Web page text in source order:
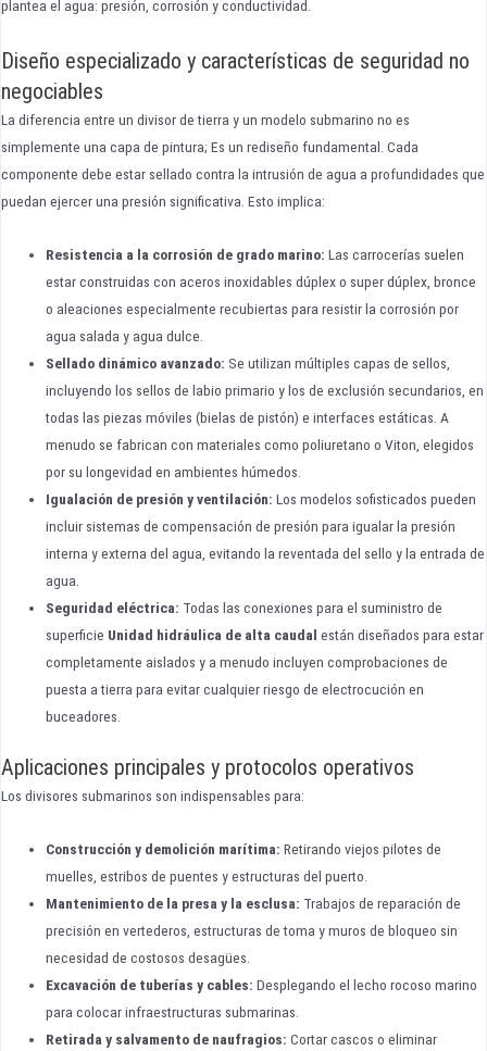
plantea el agua: presión, corrosión y conductividad.
Diseño especializado y características de seguridad no
negociables
La diferencia entre un divisor de tierra y un modelo submarino no es
simplemente una capa de pintura; Es un rediseño fundamental. Cada
componente debe estar sellado contra la intrusión de agua a profundidades que
puedan ejercer una presión significativa. Esto implica:
Resistencia a la corrosión de grado marino: Las carrocerías suelen
estar construidas con aceros inoxidables dúplex o super dúplex, bronce
o aleaciones especialmente recubiertas para resistir la corrosión por
agua salada y agua dulce.
Sellado dinámico avanzado: Se utilizan múltiples capas de sellos,
incluyendo los sellos de labio primario y los de exclusión secundarios, en
todas las piezas móviles (bielas de pistón) e interfaces estáticas. A
menudo se fabrican con materiales como poliuretano o Viton, elegidos
por su longevidad en ambientes húmedos.
Igualación de presión y ventilación: Los modelos sofisticados pueden
incluir sistemas de compensación de presión para igualar la presión
interna y externa del agua, evitando la reventada del sello y la entrada de
agua.
Seguridad eléctrica: Todas las conexiones para el suministro de
superficie Unidad hidráulica de alta caudal están diseñados para estar
completamente aislados y a menudo incluyen comprobaciones de
puesta a tierra para evitar cualquier riesgo de electrocución en
buceadores.
Aplicaciones principales y protocolos operativos
Los divisores submarinos son indispensables para:
Construcción y demolición marítima: Retirando viejos pilotes de
muelles, estribos de puentes y estructuras del puerto.
Mantenimiento de la presa y la esclusa: Trabajos de reparación de
precisión en vertederos, estructuras de toma y muros de bloqueo sin
necesidad de costosos desagües.
Excavación de tuberías y cables: Desplegando el lecho rocoso marino
para colocar infraestructuras submarinas.
Retirada y salvamento de naufragios: Cortar cascos o eliminar